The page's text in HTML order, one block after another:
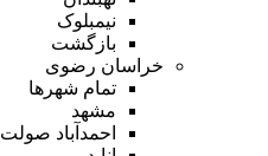
نیمبلوک
بازگشت
خراسان رضوی
تمام شهر‌ها
مشهد
احمدآباد صولت